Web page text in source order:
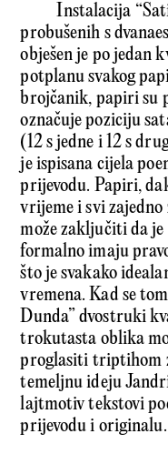
Instalacija
probušenih s
obješen je po jedan
potplanu svakog
brojčanik, papiri su
označuje poziciju
(12 s jedne i 12 s
je ispisana cijela
prijevodu. Papiri,
vrijeme i svi
može zaključiti da
formalno imaju
što je svakako
vremena. Kad se
Dunda” dvostruki
trokutasta oblika
proglasiti triptihom
temeljnu ideju
lajtmotiv tekstovi
prijevodu i originalu.